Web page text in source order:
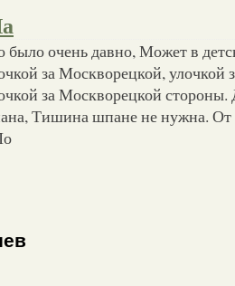
было очень давно, Может в
за Москворецкой, улочкой
за Москворецкой стороны.
Тишина шпане не нужна. От